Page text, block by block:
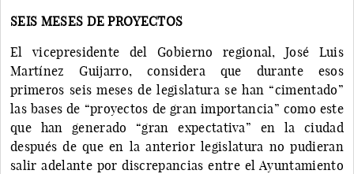
SEIS MESES DE PROYECTOS
El vicepresidente del Gobierno regional, José Luis
Martínez Guijarro, considera que durante esos
primeros seis meses de legislatura se han “cimentado”
las bases de “proyectos de gran importancia” como este
que han generado “gran expectativa” en la ciudad
después de que en la anterior legislatura no pudieran
salir adelante por discrepancias entre el Ayuntamiento